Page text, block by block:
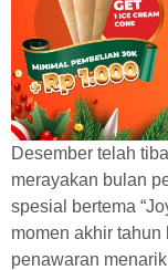
Desember telah
merayakan bulan
spesial bertema
momen akhir
penawaran